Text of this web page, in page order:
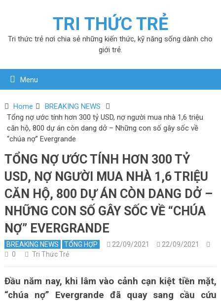
TRI THỨC TRẺ
Tri thức trẻ nơi chia sẻ những kiến thức, kỹ năng sống dành cho
giới trẻ.
Menu
Home
BREAKING NEWS
Tổng nợ ước tính hơn 300 tỷ USD, nợ người mua nhà 1,6 triệu
căn hộ, 800 dự án còn dang dở – Những con số gây sốc về
“chúa nợ” Evergrande
TỔNG NỢ ƯỚC TÍNH HƠN 300 TỶ
USD, NỢ NGƯỜI MUA NHÀ 1,6 TRIỆU
CĂN HỘ, 800 DỰ ÁN CÒN DANG DỞ –
NHỮNG CON SỐ GÂY SỐC VỀ “CHÚA
NỢ” EVERGRANDE
BREAKING NEWS TỔNG HỢP 22/09/2021
22/09/2021
0
Tri Thức Trẻ
Đầu năm nay, khi lâm vào cảnh cạn kiệt tiền mặt,
“chúa nợ” Evergrande đã quay sang cầu cứu